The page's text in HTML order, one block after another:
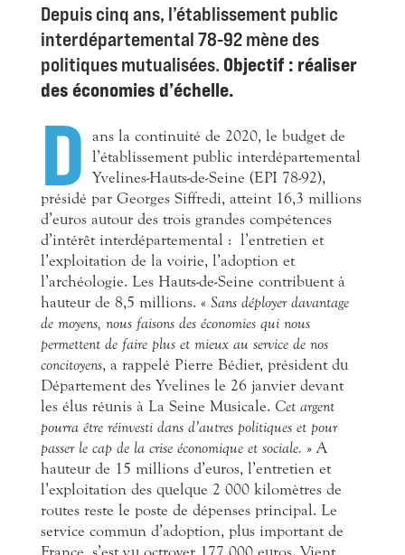
Depuis cinq ans, l’établissement public
interdépartemental 78-92 mène des
politiques mutualisées. Objectif : réaliser
des économies d’échelle.
D ans la continuité de 2020, le budget de
l’établissement public interdépartemental
Yvelines-Hauts-de-Seine (EPI 78-92),
présidé par Georges Siffredi, atteint 16,3 millions
d’euros autour des trois grandes compétences
d’intérêt interdépartemental : l’entretien et
l’exploitation de la voirie, l’adoption et
l’archéologie. Les Hauts-de-Seine contribuent à
hauteur de 8,5 millions. « Sans déployer davantage
de moyens, nous faisons des économies qui nous
permettent de faire plus et mieux au service de nos
concitoyens, a rappelé Pierre Bédier, président du
Département des Yvelines le 26 janvier devant
les élus réunis à La Seine Musicale. Cet argent
pourra être réinvesti dans d’autres politiques et pour
passer le cap de la crise économique et sociale. » A
hauteur de 15 millions d’euros, l’entretien et
l’exploitation des quelque 2 000 kilomètres de
routes reste le poste de dépenses principal. Le
service commun d’adoption, plus important de